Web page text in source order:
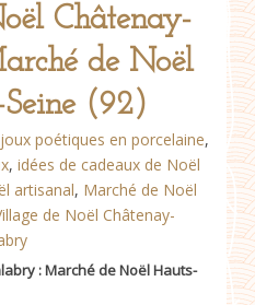
Châtenay-
de Noël
(92)
poétiques en porcelaine,
, idées de cadeaux de Noël
artisanal, Marché de Noël
de Noël Châtenay-
: Marché de Noël Hauts-